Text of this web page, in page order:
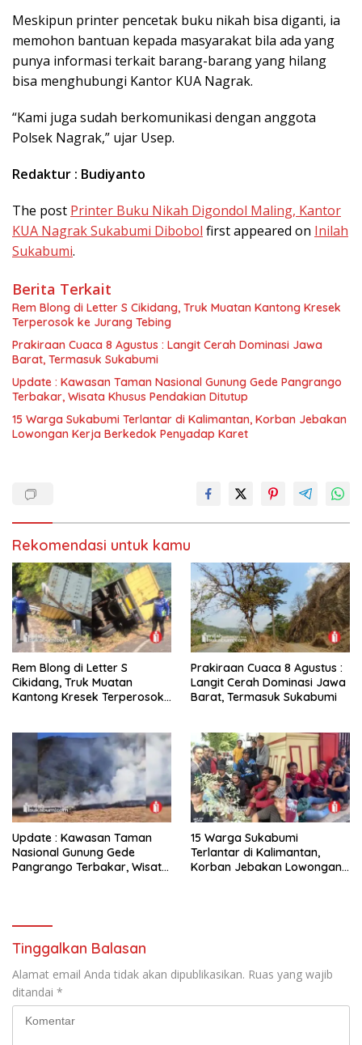
Meskipun printer pencetak buku nikah bisa diganti, ia
memohon bantuan kepada masyarakat bila ada yang
punya informasi terkait barang-barang yang hilang
bisa menghubungi Kantor KUA Nagrak.
“Kami juga sudah berkomunikasi dengan anggota
Polsek Nagrak,” ujar Usep.
Redaktur : Budiyanto
The post Printer Buku Nikah Digondol Maling, Kantor
KUA Nagrak Sukabumi Dibobol first appeared on Inilah
Sukabumi.
Berita Terkait
Rem Blong di Letter S Cikidang, Truk Muatan Kantong Kresek
Terperosok ke Jurang Tebing
Prakiraan Cuaca 8 Agustus : Langit Cerah Dominasi Jawa
Barat, Termasuk Sukabumi
Update : Kawasan Taman Nasional Gunung Gede Pangrango
Terbakar, Wisata Khusus Pendakian Ditutup
15 Warga Sukabumi Terlantar di Kalimantan, Korban Jebakan
Lowongan Kerja Berkedok Penyadap Karet
Rekomendasi untuk kamu
Rem Blong di Letter S
Cikidang, Truk Muatan
Kantong Kresek Terperosok
Prakiraan Cuaca 8 Agustus :
Langit Cerah Dominasi Jawa
Barat, Termasuk Sukabumi
Update : Kawasan Taman
Nasional Gunung Gede
Pangrango Terbakar, Wisata
15 Warga Sukabumi
Terlantar di Kalimantan,
Korban Jebakan Lowongan
Tinggalkan Balasan
Alamat email Anda tidak akan dipublikasikan. Ruas yang wajib
ditandai *